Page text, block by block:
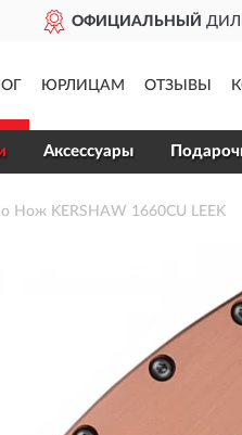
ОФИЦИАЛЬНЫЙ ДИЛЕР
ЮРЛИЦАМ ОТЗЫВЫ
Аксессуары
Нож KERSHAW 1660CU LEEK